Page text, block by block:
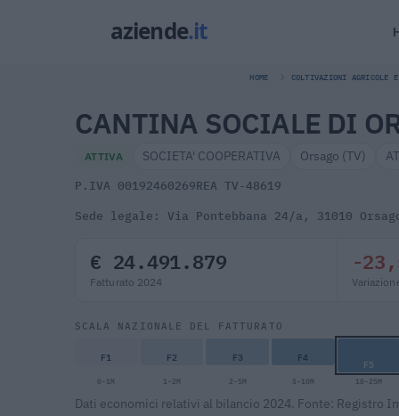
HOME COLTIVAZIONI AGRICOLE
CANTINA SOCIALE DI
ATTIVA SOCIETA' COOPERATIVA Orsago (TV)
P.IVA 00192460269REA TV-48619
Sede legale: Via Pontebbana 24/a, 31010
€ 24.491.879
Fatturato 2024
-
SCALA NAZIONALE DEL FATTURATO
F1 F2 F3 F4 F5
0-1M 1-2M 2-5M 5-10M 10-25M
Dati economici relativi al bilancio 2024. Fonte: Registro